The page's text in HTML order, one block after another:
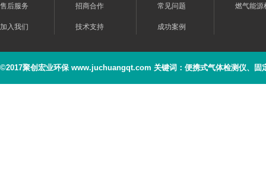
售后服务
加入我们
招商合作
技术支持
常见问题
成功案例
燃气能源
©2017聚创宏业环保 www.juchuangqt.com 关键词：便携式气体检测仪、固